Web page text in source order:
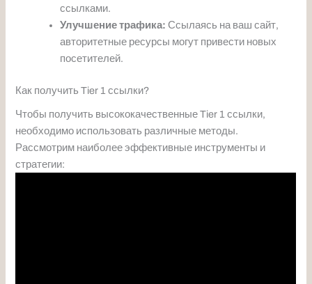
ссылками.
Улучшение трафика: Ссылаясь на ваш сайт,
авторитетные ресурсы могут привести новых
посетителей.
Как получить Tier 1 ссылки?
Чтобы получить высококачественные Tier 1 ссылки,
необходимо использовать различные методы.
Рассмотрим наиболее эффективные инструменты и
стратегии: